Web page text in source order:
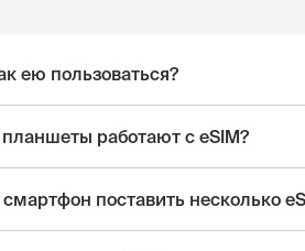
ею пользоваться?
работают с eSIM?
поставить несколько